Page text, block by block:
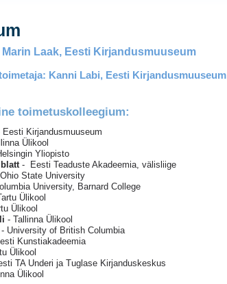
Laak, Eesti Kirjandusmuuseum
Kanni Labi, Eesti Kirjandusmuuseum
toimetuskolleegium:
Eesti Kirjandusmuuseum
Ülikool
Yliopisto
- Eesti Teaduste Akadeemia, välisliige
State University
University, Barnard College
Ülikool
Ülikool
- Tallinna Ülikool
- University of British Columbia
Kunstiakadeemia
Ülikool
TA Underi ja Tuglase Kirjanduskeskus
Ülikool